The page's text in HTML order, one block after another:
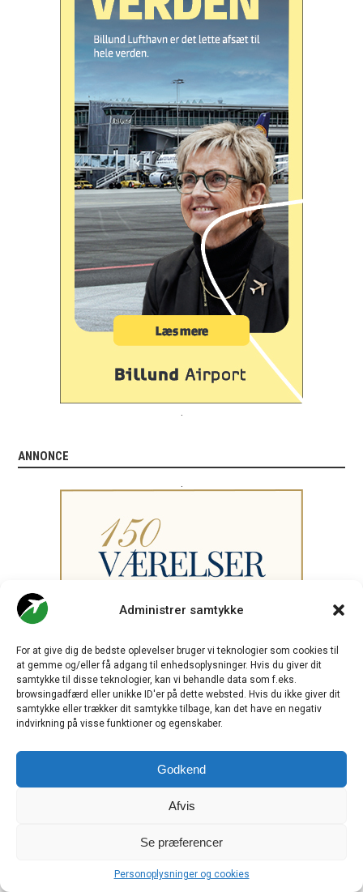
Administrer samtykke
For at give dig de bedste oplevelser bruger vi teknologier som cookies til
at gemme og/eller få adgang til enhedsoplysninger. Hvis du giver dit
samtykke til disse teknologier, kan vi behandle data som f.eks.
browsingadfærd eller unikke ID'er på dette websted. Hvis du ikke giver dit
samtykke eller trækker dit samtykke tilbage, kan det have en negativ
indvirkning på visse funktioner og egenskaber.
Godkend
Afvis
Se præferencer
Personoplysninger og cookies
ANNONCE